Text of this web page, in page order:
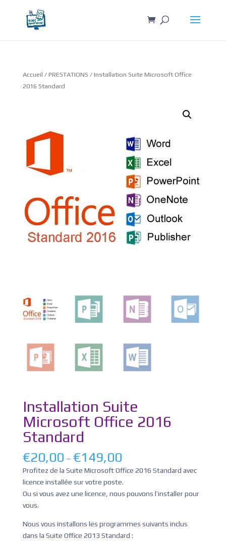
Accueil / PRESTATIONS / Installation Suite Microsoft Office
2016 Standard
Installation Suite
Microsoft Office 2016
Standard
€20,00 – €149,00
Profitez de la Suite Microsoft Office 2016 Standard avec
licence installée sur votre poste.
Ou si vous avez une licence, nous pouvons l’installer pour
vous.
Nous vous installons les programmes suivants inclus
dans la Suite Office 2013 Standard :